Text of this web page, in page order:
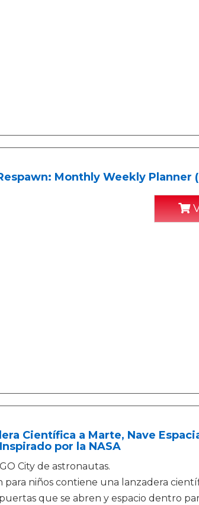
Monthly Weekly Planner
Científica a Marte, Nave
por la NASA
City de astronautas.
niños contiene una lanzadera
que se abren y espacio dentro